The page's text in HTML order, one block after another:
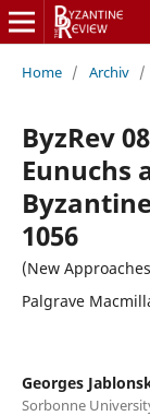
Home / Archiv /
ByzRev
Eunuchs
1056
(New
Palgrave
Georges
Sorbonne